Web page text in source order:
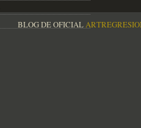
BLOG DE OFICIAL